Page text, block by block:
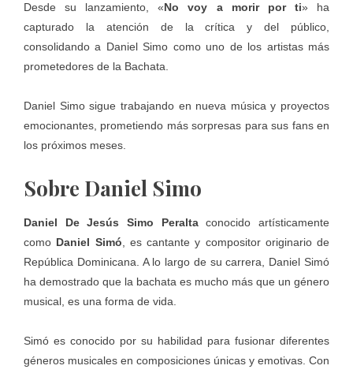
Desde su lanzamiento, «No voy a morir por ti» ha
capturado la atención de la crítica y del público,
consolidando a Daniel Simo como uno de los artistas más
prometedores de la Bachata.
Daniel Simo sigue trabajando en nueva música y proyectos
emocionantes, prometiendo más sorpresas para sus fans en
los próximos meses.
Sobre Daniel Simo
Daniel De Jesús Simo Peraltaconocido artísticamente
como Daniel Simó, es cantante y compositor originario de
República Dominicana. A lo largo de su carrera, Daniel Simó
ha demostrado que la bachata es mucho más que un género
musical, es una forma de vida.
Simó es conocido por su habilidad para fusionar diferentes
géneros musicales en composiciones únicas y emotivas. Con